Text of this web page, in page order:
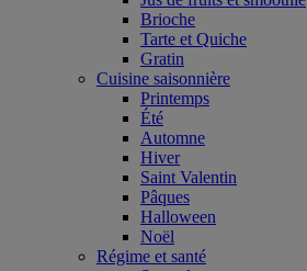
Brioche
Tarte et Quiche
Gratin
Cuisine saisonnière
Printemps
Été
Automne
Hiver
Saint Valentin
Pâques
Halloween
Noël
Régime et santé